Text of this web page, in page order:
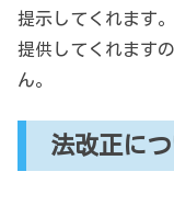
提示してくれます
提供してくれます
ん。
法改正に